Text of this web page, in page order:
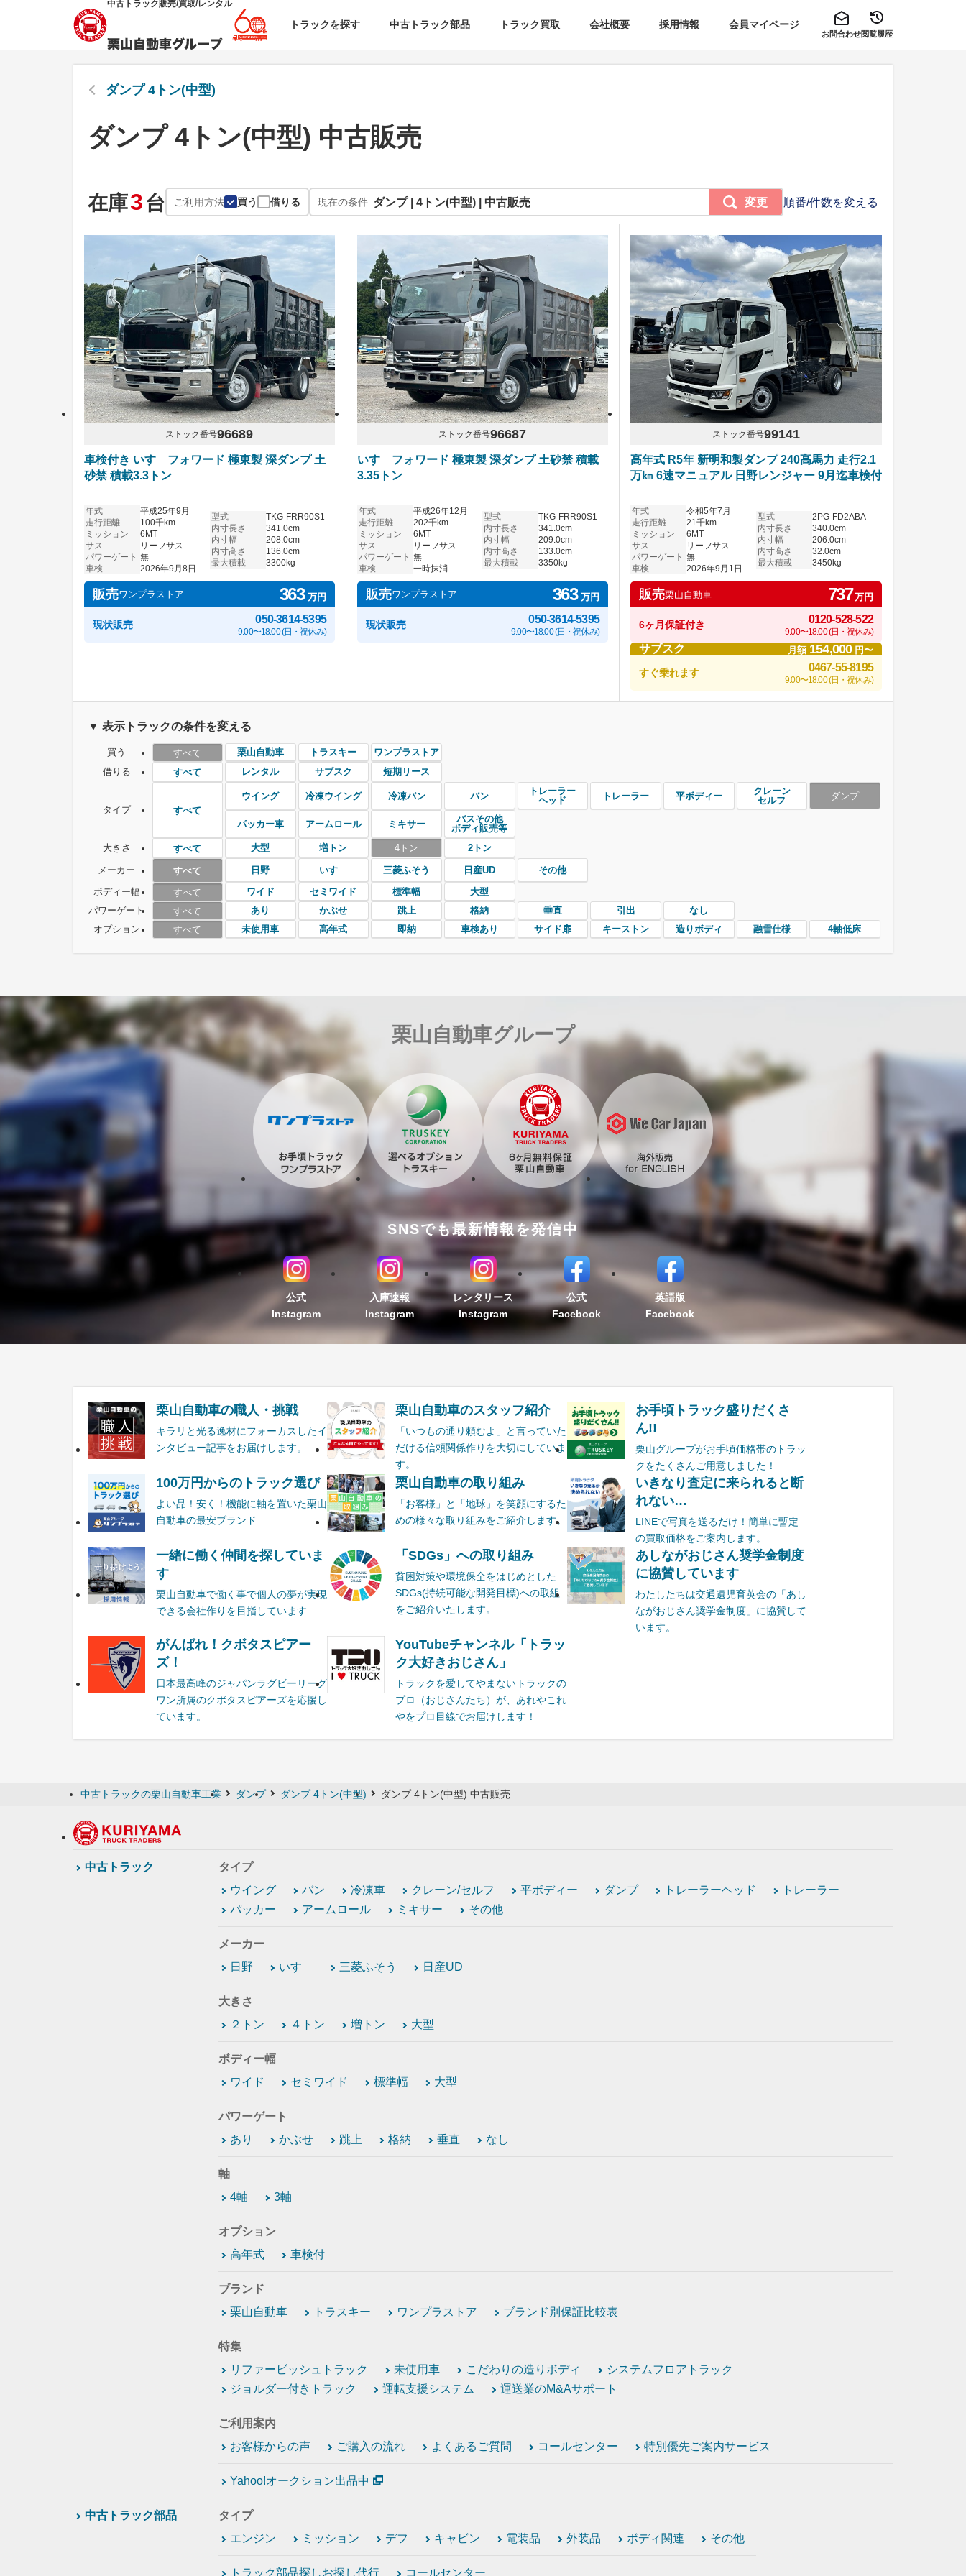
中古トラック販売/買取/レンタル
トラックを探す 中古トラック部品 トラック買取 会社概要 採用情報 会員マイページ
お問合わせ閲覧履歴
ダンプ 4トン(中型)
ダンプ 4トン(中型) 中古販売
在庫3台 順番/件数を変える
ご利用方法 買う 借りる 現在の条件 ダンプ | 4トン(中型) | 中古販売 変更
ストック番号96689
車検付き いすゞフォワード 極東製 深ダンプ 土
砂禁 積載3.3トン
年式
平成25年9月
走行距離
100千km
ミッション
6MT
サス
リーフサス
パワーゲート 無
車検
2026年9月8日
型式
TKG-FRR90S1
内寸長さ
341.0cm
内寸幅
208.0cm
内寸高さ
136.0cm
最大積載
3300kg
販売ワンプラストア 363万円
現状販売 050-3614-5395
9:00〜18:00 (日・祝休み)
ストック番号96687
いすゞフォワード 極東製 深ダンプ 土砂禁 積載
3.35トン
年式
平成26年12月
走行距離
202千km
ミッション
6MT
サス
リーフサス
パワーゲート 無
車検
一時抹消
型式
TKG-FRR90S1
内寸長さ
341.0cm
内寸幅
209.0cm
内寸高さ
133.0cm
最大積載
3350kg
販売ワンプラストア 363万円
現状販売 050-3614-5395
9:00〜18:00 (日・祝休み)
ストック番号99141
高年式 R5年 新明和製ダンプ 240高馬力 走行2.1
万㎞ 6速マニュアル 日野レンジャー 9月迄車検付
年式
令和5年7月
走行距離
21千km
ミッション
6MT
サス
リーフサス
パワーゲート 無
車検
2026年9月1日
型式
2PG-FD2ABA
内寸長さ
340.0cm
内寸幅
206.0cm
内寸高さ
32.0cm
最大積載
3450kg
販売栗山自動車 737万円
6ヶ月保証付き 0120-528-522
9:00〜18:00 (日・祝休み)
サブスク 月額 154,000円〜
すぐ乗れます 0467-55-8195
9:00〜18:00 (日・祝休み)
▼ 表示トラックの条件を変える
買う すべて 栗山自動車 トラスキー
ワンプラストア
借りる
すべて レンタル サブスク 短期リース
タイプ すべて
ウイング 冷凍ウイング 冷凍バン バン
トレーラー
ヘッド
トレーラー 平ボディー
クレーン
セルフ
ダンプ
パッカー車 アームロール ミキサー
バスその他
ボディ販売等
大きさ
すべて 大型 増トン 4トン 2トン
メーカー すべて 日野 いすゞ 三菱ふそう 日産UD
その他
ボディー幅
すべて ワイド セミワイド 標準幅
大型
パワーゲート
すべて あり かぶせ 跳上 格納 垂直 引出
なし
オプション
すべて 未使用車 高年式 即納 車検あり サイド扉 キーストン 造りボディ 融雪仕様 4軸低床
栗山自動車グループ
SNSでも最新情報を発信中
公式
Instagram
入庫速報
Instagram
レンタリース
Instagram
公式
Facebook
英語版
Facebook
栗山自動車の職人・挑戦
キラリと光る逸材にフォーカスしたイ
ンタビュー記事をお届けします。
栗山自動車のスタッフ紹介
「いつもの通り頼むよ」と言っていた
だける信頼関係作りを大切にしていま
す。
お手頃トラック盛りだくさ
ん!!
栗山グループがお手頃価格帯のトラッ
クをたくさんご用意しました！
100万円からのトラック選び
よい品！安く！機能に軸を置いた栗山
自動車の最安ブランド
栗山自動車の取り組み
「お客様」と「地球」を笑顔にするた
めの様々な取り組みをご紹介します。
いきなり査定に来られると断
れない…
LINEで写真を送るだけ！簡単に暫定
の買取価格をご案内します。
一緒に働く仲間を探していま
す
栗山自動車で働く事で個人の夢が実現
できる会社作りを目指しています
「SDGs」への取り組み
貧困対策や環境保全をはじめとした
SDGs(持続可能な開発目標)への取組
をご紹介いたします。
あしながおじさん奨学金制度
に協賛しています
わたしたちは交通遺児育英会の「あし
ながおじさん奨学金制度」に協賛して
います。
がんばれ！クボタスピアー
ズ！
日本最高峰のジャパンラグビーリーグ
ワン所属のクボタスピアーズを応援し
ています。
YouTubeチャンネル「トラッ
ク大好きおじさん」
トラックを愛してやまないトラックの
プロ（おじさんたち）が、あれやこれ
やをプロ目線でお届けします！
中古トラックの栗山自動車工業 ダンプ ダンプ 4トン(中型) ダンプ 4トン(中型) 中古販売
中古トラック
タイプ
ウイング
バン 冷凍車 クレーン/セルフ 平ボディー ダンプ トレーラーヘッド
トレーラー
パッカー
アームロール ミキサー その他
メーカー
日野
いすゞ 三菱ふそう 日産UD
大きさ
２トン
４トン 増トン 大型
ボディー幅
ワイド
セミワイド 標準幅 大型
パワーゲート
あり
かぶせ 跳上 格納 垂直 なし
軸
4軸
3軸
オプション
高年式
車検付
ブランド
栗山自動車
トラスキー ワンプラストア ブランド別保証比較表
特集
リファービッシュトラック
未使用車 こだわりの造りボディ
システムフロアトラック
ジョルダー付きトラック
運転支援システム 運送業のM&Aサポート
ご利用案内
お客様からの声
ご購入の流れ よくあるご質問 コールセンター 特別優先ご案内サービス
Yahoo!オークション出品中
中古トラック部品
タイプ
エンジン
ミッション デフ キャビン 電装品 外装品 ボディ関連 その他
トラック部品探しお探し代行 コールセンター